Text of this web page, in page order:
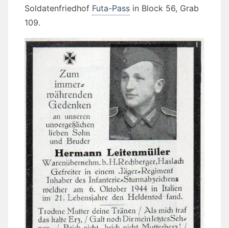
Soldatenfriedhof Futa-Pass in Block 56, Grab
109.